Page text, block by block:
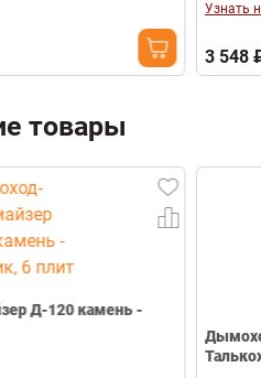
Узнать наличие
3 548 ₽
товары
камень -
Дымоход с